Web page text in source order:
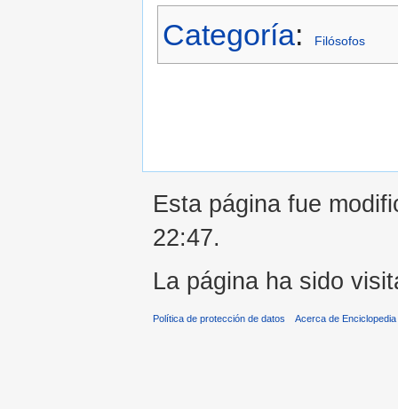
Categoría: Filósofos
Esta página fue
22:47.
La página ha sido
Política de protección de datos Acerca de